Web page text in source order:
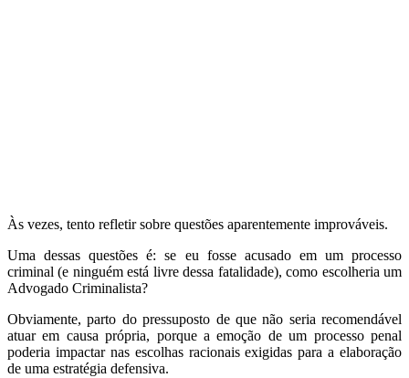
Às vezes, tento refletir sobre questões aparentemente improváveis.
Uma dessas questões é: se eu fosse acusado em um processo
criminal (e ninguém está livre dessa fatalidade), como escolheria um
Advogado Criminalista?
Obviamente, parto do pressuposto de que não seria recomendável
atuar em causa própria, porque a emoção de um processo penal
poderia impactar nas escolhas racionais exigidas para a elaboração
de uma estratégia defensiva.